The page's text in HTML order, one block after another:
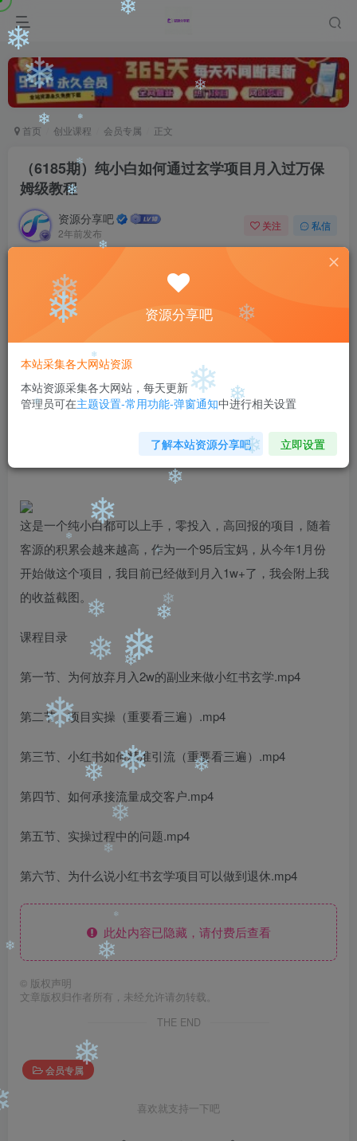
首页 创业课程 会员专属 正文
（6185期）纯小白如何通过玄学项目月入过万保
姆级教程
资源分享吧
2年前发布
关注 私信
（6185期）纯小白如何通过玄学项目月入过万保姆级教程
此内容为付费阅读，请付费后查看
黄金会员免费
您暂无购买权限，请先开通会员
开通会员
付费阅读
这是一个纯小白都可以上手，零投入，高回报的项目，随着
客源的积累会越来越高，作为一个95后宝妈，从今年1月份
开始做这个项目，我目前已经做到月入1w+了，我会附上我
的收益截图。
课程目录
第一节、为何放弃月入2w的副业来做小红书玄学.mp4
第二节、项目实操（重要看三遍）.mp4
第三节、小红书如何精准引流（重要看三遍）.mp4
第四节、如何承接流量成交客户.mp4
第五节、实操过程中的问题.mp4
第六节、为什么说小红书玄学项目可以做到退休.mp4
此处内容已隐藏，请付费后查看
© 版权声明
文章版权归作者所有，未经允许请勿转载。
THE END
会员专属
喜欢就支持一下吧
资源分享吧
本站采集各大网站资源
本站资源采集各大网站，每天更新
管理员可在主题设置-常用功能-弹窗通知中进行相关设置
了解本站资源分享吧 立即设置
❄
❄
❄
❄
❄ ❄
❄
❄
❄
❄
❄
❄
❄
❄
❄
❄
❄
❄
❄ ❄
❄
❄
❄
❄
❄
❄
❄
❄